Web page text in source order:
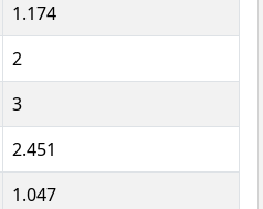
1.174
2
3
2.451
1.047